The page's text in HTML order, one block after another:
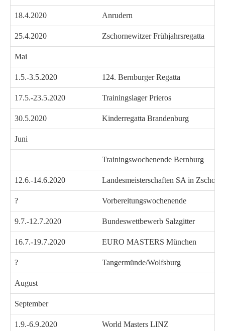
18.4.2020 Anrudern
25.4.2020 Zschornewitzer Frühjahrsregatta
Mai
1.5.-3.5.2020 124. Bernburger Regatta
17.5.-23.5.2020 Trainingslager Prieros
30.5.2020 Kinderregatta Brandenburg
Juni
Trainingswochenende Bernburg
12.6.-14.6.2020 Landesmeisterschaften SA in
? Vorbereitungswochenende
9.7.-12.7.2020 Bundeswettbewerb Salzgitter
16.7.-19.7.2020 EURO MASTERS München
? Tangermünde/Wolfsburg
August
September
1.9.-6.9.2020 World Masters LINZ